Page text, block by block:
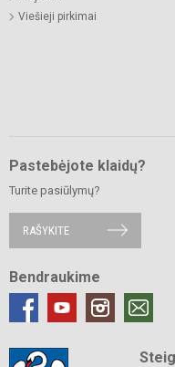
Viešieji pirkimai
Pastebėjote klaidų?
Turite pasiūlymų?
RAŠYKITE
Bendraukime